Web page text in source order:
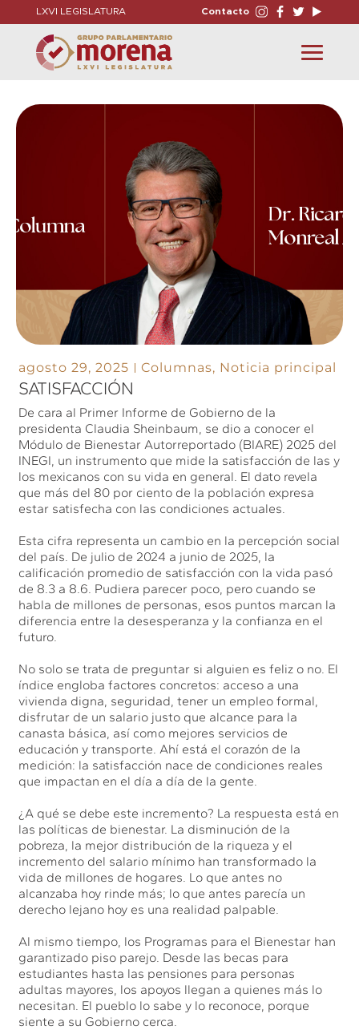
LXVI LEGISLATURA Contacto
Toggle
navigation
agosto 29, 2025 Columnas, Noticia principal
SATISFACCIÓN
De cara al Primer Informe de Gobierno de la
presidenta Claudia Sheinbaum, se dio a conocer el
Módulo de Bienestar Autorreportado (BIARE) 2025 del
INEGI, un instrumento que mide la satisfacción de las y
los mexicanos con su vida en general. El dato revela
que más del 80 por ciento de la población expresa
estar satisfecha con las condiciones actuales.
Esta cifra representa un cambio en la percepción social
del país. De julio de 2024 a junio de 2025, la
calificación promedio de satisfacción con la vida pasó
de 8.3 a 8.6. Pudiera parecer poco, pero cuando se
habla de millones de personas, esos puntos marcan la
diferencia entre la desesperanza y la confianza en el
futuro.
No solo se trata de preguntar si alguien es feliz o no. El
índice engloba factores concretos: acceso a una
vivienda digna, seguridad, tener un empleo formal,
disfrutar de un salario justo que alcance para la
canasta básica, así como mejores servicios de
educación y transporte. Ahí está el corazón de la
medición: la satisfacción nace de condiciones reales
que impactan en el día a día de la gente.
¿A qué se debe este incremento? La respuesta está en
las políticas de bienestar. La disminución de la
pobreza, la mejor distribución de la riqueza y el
incremento del salario mínimo han transformado la
vida de millones de hogares. Lo que antes no
alcanzaba hoy rinde más; lo que antes parecía un
derecho lejano hoy es una realidad palpable.
Al mismo tiempo, los Programas para el Bienestar han
garantizado piso parejo. Desde las becas para
estudiantes hasta las pensiones para personas
adultas mayores, los apoyos llegan a quienes más lo
necesitan. El pueblo lo sabe y lo reconoce, porque
siente a su Gobierno cerca.